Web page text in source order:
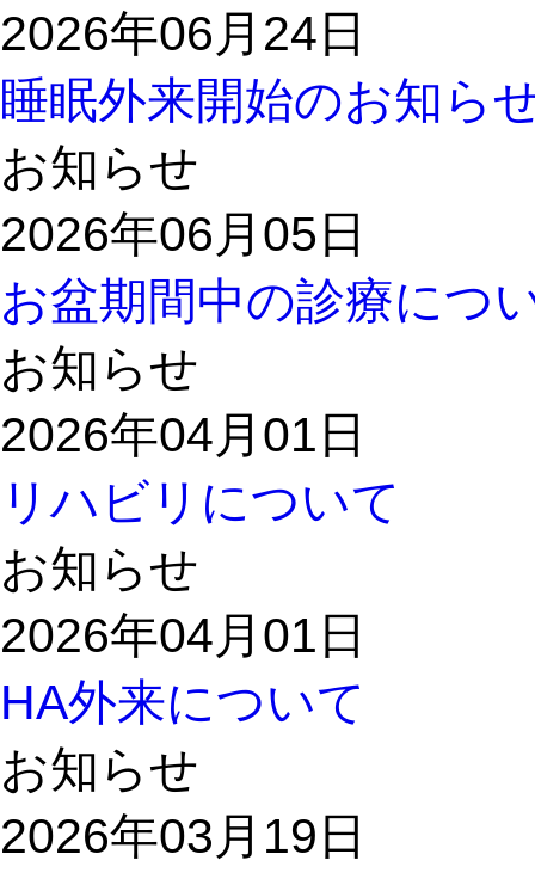
2026年06月24日
睡眠外来開始のお知ら
お知らせ
2026年06月05日
お盆期間中の診療につ
お知らせ
2026年04月01日
リハビリについて
お知らせ
2026年04月01日
HA外来について
お知らせ
2026年03月19日